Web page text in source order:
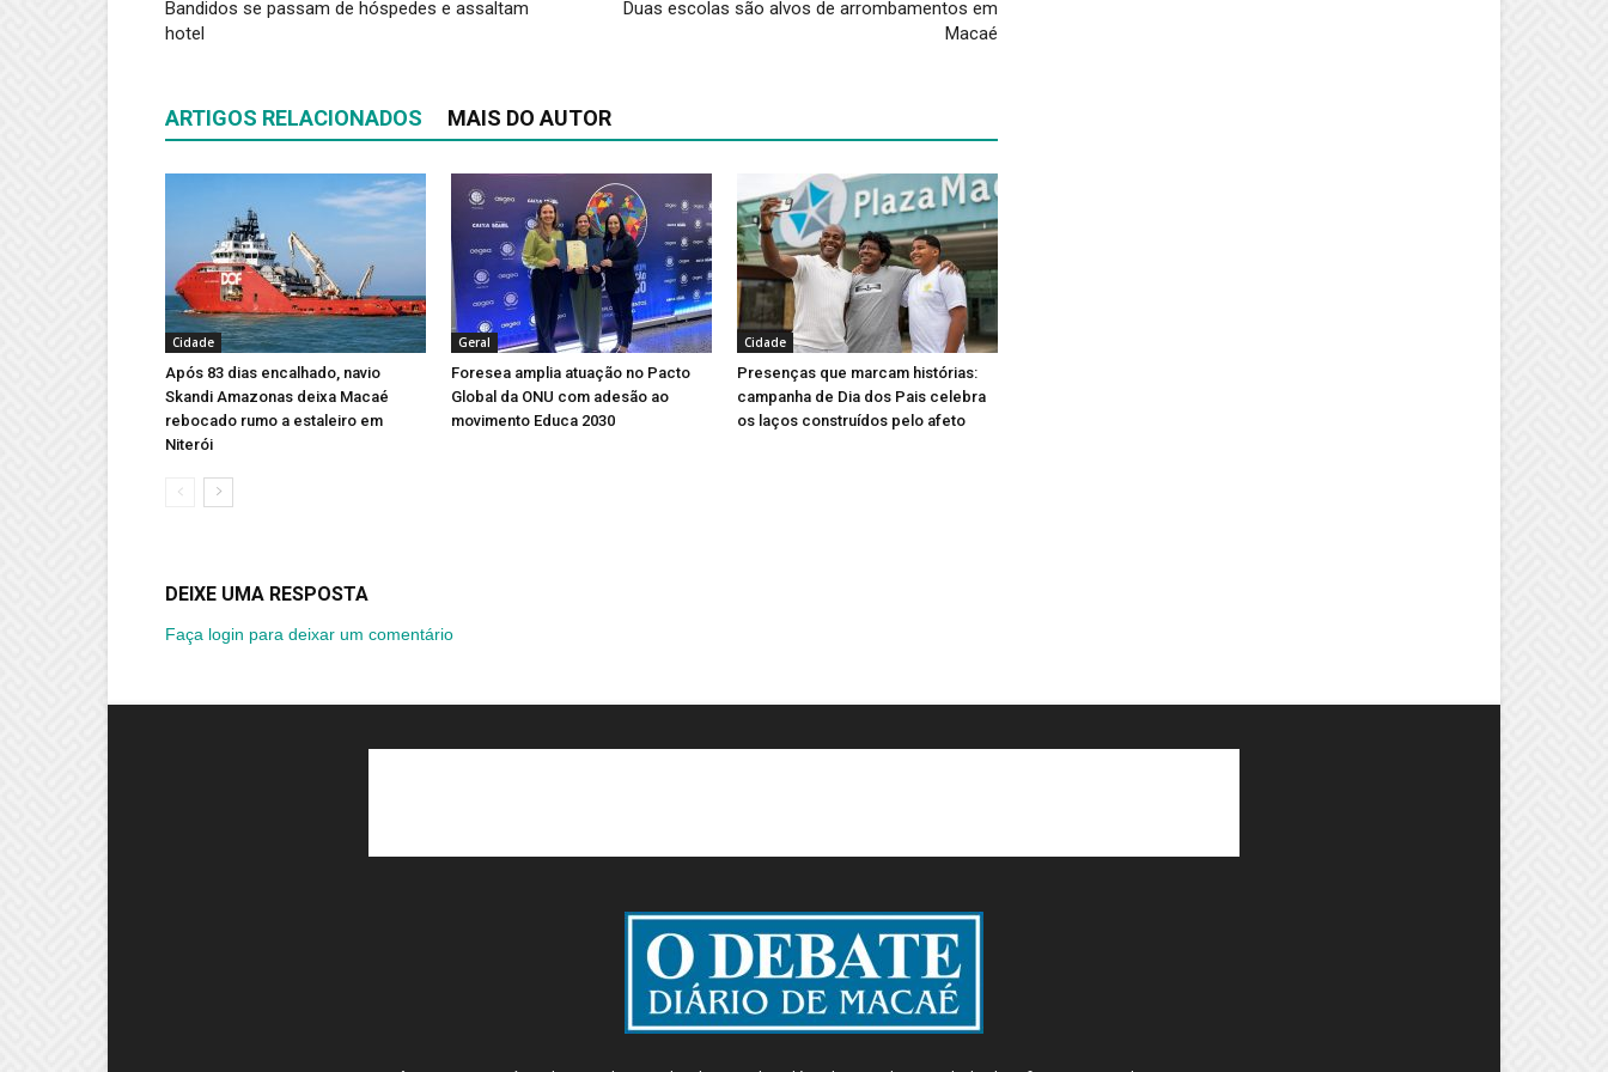
Bandidos se passam de hóspedes e assaltam
hotel
Duas escolas são alvos de arrombamentos em
Macaé
ARTIGOS RELACIONADOS MAIS DO AUTOR
Cidade
Após 83 dias encalhado, navio
Skandi Amazonas deixa Macaé
rebocado rumo a estaleiro em
Niterói
Geral
Foresea amplia atuação no Pacto
Global da ONU com adesão ao
movimento Educa 2030
Cidade
Presenças que marcam histórias:
campanha de Dia dos Pais celebra
os laços construídos pelo afeto
DEIXE UMA RESPOSTA
Faça login para deixar um comentário